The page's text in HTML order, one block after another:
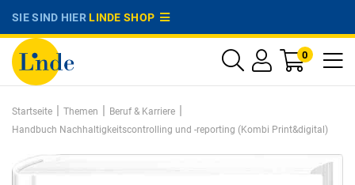
SIE SIND HIERLINDE SHOP
0
Startseite | Themen | Beruf & Karriere |
Handbuch Nachhaltigkeitscontrolling und -reporting (Kombi Print&digital)